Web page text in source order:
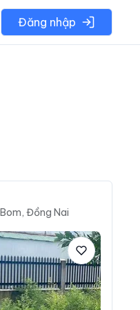
Đăng nhập
Đồng Nai